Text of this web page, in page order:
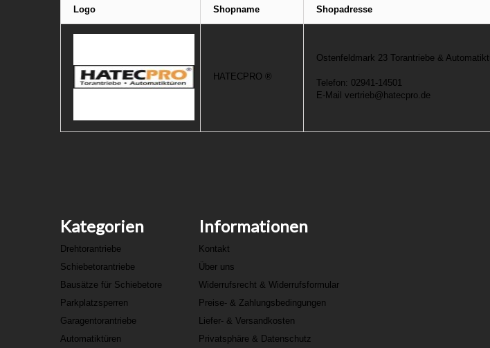
Logo Shopname Shopadresse
HATECPRO ®
Ostenfeldmark 23 Torantriebe &
Telefon: 02941-14501
E-Mail vertrieb@hatecpro.de
Kategorien
Drehtorantriebe
Schiebetorantriebe
Bausätze für Schiebetore
Parkplatzsperren
Garagentorantriebe
Automatiktüren
Informationen
Kontakt
Über uns
Widerrufsrecht & Widerrufsformular
Preise- & Zahlungsbedingungen
Liefer- & Versandkosten
Privatsphäre & Datenschutz